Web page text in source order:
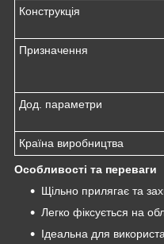
Конструкція
Призначення
Дод. параметри
Країна виробництва
Особливості та переваги
Щільно прилягає та
Легко фіксується на
Ідеальна для